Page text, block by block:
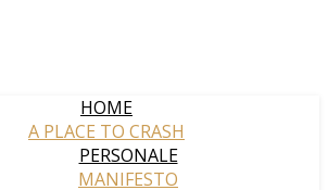
HOME
A PLACE TO CRASH
PERSONALE
MANIFESTO